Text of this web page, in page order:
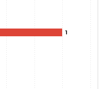
1